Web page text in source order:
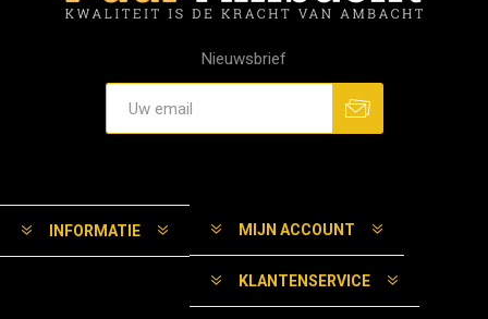
Nieuwsbrief
INFORMATIE MIJN ACCOUNT
KLANTENSERVICE